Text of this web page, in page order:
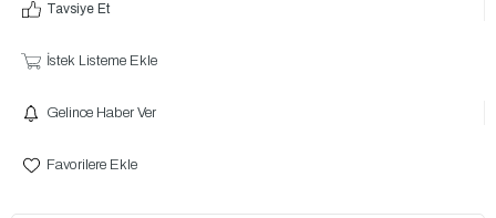
Tavsiye Et
İstek Listeme Ekle
Gelince Haber Ver
Favorilere Ekle